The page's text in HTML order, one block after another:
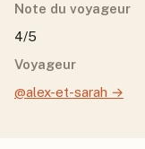
Note du voyageur
4/5
Voyageur
@alex-et-sarah →